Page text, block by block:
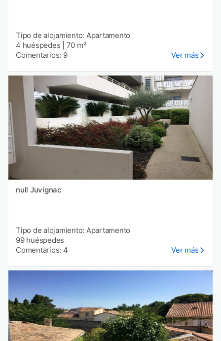
Tipo de alojamiento: Apartamento
4 huéspedes
70 m²
Comentarios: 9
Ver más
null Juvignac
Tipo de alojamiento: Apartamento
99 huéspedes
Comentarios: 4
Ver más